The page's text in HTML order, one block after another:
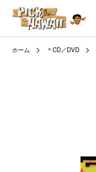
ホーム ＊CD／DVD